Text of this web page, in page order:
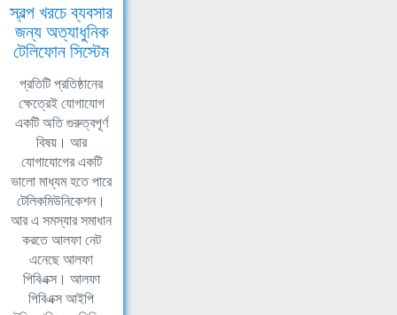
স্বল্প খরচে ব্যবসার
জন্য অত্যাধুনিক
টেলিফোন সিস্টেম
প্রতিটি প্রতিষ্ঠানের
ক্ষেত্রেই যোগাযোগ
একটি অতি গুরুত্বপূর্ণ
বিষয়। আর
যোগাযোগের একটি
ভালো মাধ্যম হতে পারে
টেলিকমিউনিকেশন।
আর এ সমস্যার সমাধান
করতে আলফা নেট
এনেছে আলফা
পিবিএক্স। আলফা
পিবিএক্স আইপি